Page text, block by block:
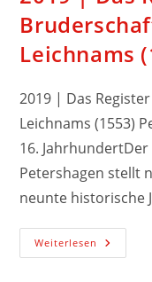
Leichnams
2019 | Das
Leichnams (1553)
16.
Petershagen stellt
neunte historische
Weiterlesen